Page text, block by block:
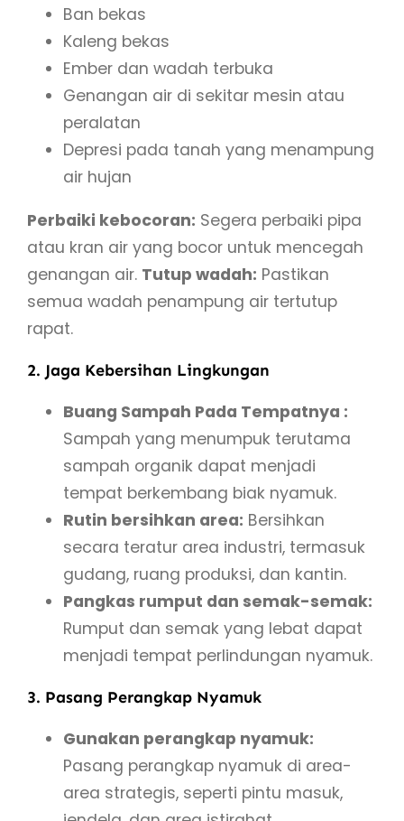
Ban bekas
Kaleng bekas
Ember dan wadah terbuka
Genangan air di sekitar mesin atau
peralatan
Depresi pada tanah yang menampung
air hujan
Perbaiki kebocoran: Segera perbaiki pipa
atau kran air yang bocor untuk mencegah
genangan air. Tutup wadah: Pastikan
semua wadah penampung air tertutup
rapat.
2. Jaga Kebersihan Lingkungan
Buang Sampah Pada Tempatnya :
Sampah yang menumpuk terutama
sampah organik dapat menjadi
tempat berkembang biak nyamuk.
Rutin bersihkan area: Bersihkan
secara teratur area industri, termasuk
gudang, ruang produksi, dan kantin.
Pangkas rumput dan semak-semak:
Rumput dan semak yang lebat dapat
menjadi tempat perlindungan nyamuk.
3. Pasang Perangkap Nyamuk
Gunakan perangkap nyamuk:
Pasang perangkap nyamuk di area-
area strategis, seperti pintu masuk,